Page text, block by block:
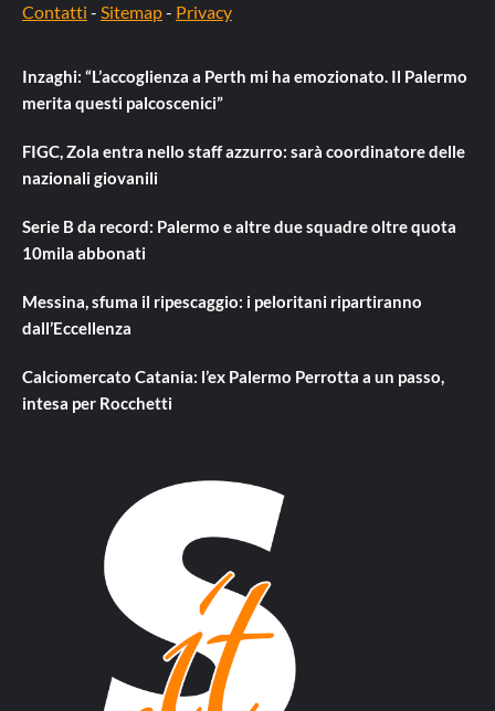
Contatti - Sitemap- Privacy
Inzaghi: “L’accoglienza a Perth mi ha emozionato. Il Palermo
merita questi palcoscenici”
FIGC, Zola entra nello staff azzurro: sarà coordinatore delle
nazionali giovanili
Serie B da record: Palermo e altre due squadre oltre quota
10mila abbonati
Messina, sfuma il ripescaggio: i peloritani ripartiranno
dall’Eccellenza
Calciomercato Catania: l’ex Palermo Perrotta a un passo,
intesa per Rocchetti